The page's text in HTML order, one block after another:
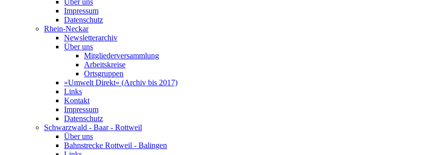
Über uns
Impressum
Datenschutz
Rhein-Neckar
Newsletterarchiv
Über uns
Mitgliederversammlung
Arbeitskreise
Ortsgruppen
»Umwelt Direkt« (Archiv bis 2017)
Links
Kontakt
Impressum
Datenschutz
Schwarzwald - Baar - Rottweil
Über uns
Bahnstrecke Rottweil - Balingen